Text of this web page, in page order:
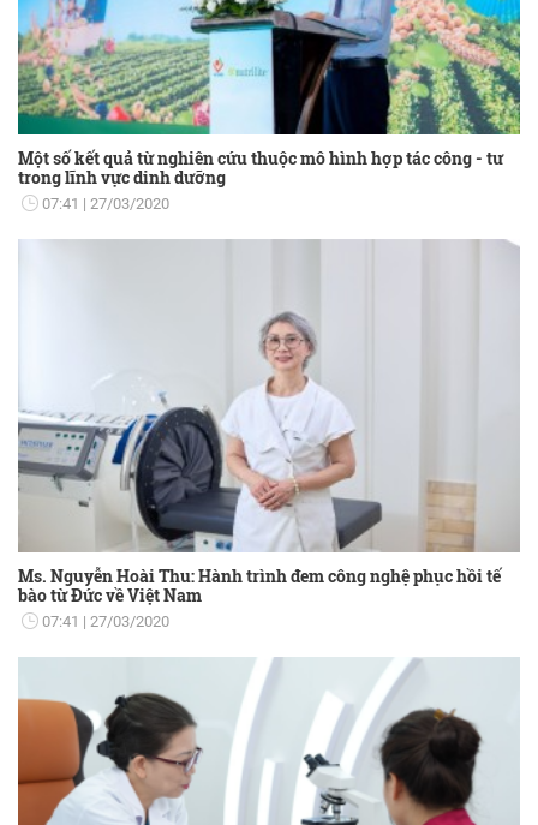
Một số kết quả từ nghiên cứu thuộc mô hình hợp tác công - tư
trong lĩnh vực dinh dưỡng
07:41 27/03/2020
Ms. Nguyễn Hoài Thu: Hành trình đem công nghệ phục hồi tế
bào từ Đức về Việt Nam
07:41 27/03/2020